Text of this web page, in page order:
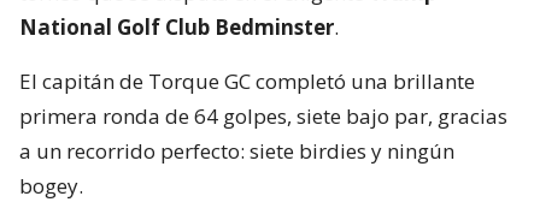
National Golf Club Bedminster.
El capitán de Torque GC completó una brillante
primera ronda de 64 golpes, siete bajo par, gracias
a un recorrido perfecto: siete birdies y ningún
bogey.